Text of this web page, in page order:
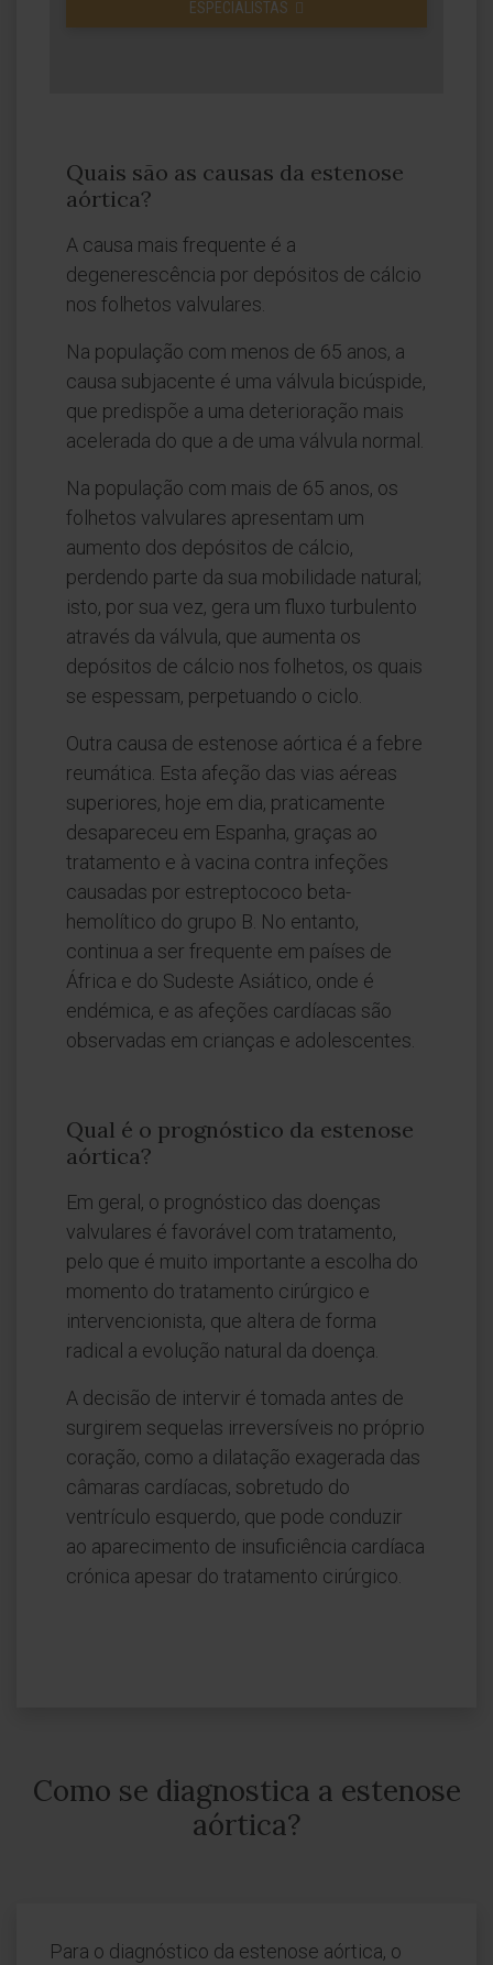
ESPECIALISTAS
Quais são as causas da estenose
aórtica?
A causa mais frequente é a
degenerescência por depósitos de cálcio
nos folhetos valvulares.
Na população com menos de 65 anos, a
causa subjacente é uma válvula bicúspide,
que predispõe a uma deterioração mais
acelerada do que a de uma válvula normal.
Na população com mais de 65 anos, os
folhetos valvulares apresentam um
aumento dos depósitos de cálcio,
perdendo parte da sua mobilidade natural;
isto, por sua vez, gera um fluxo turbulento
através da válvula, que aumenta os
depósitos de cálcio nos folhetos, os quais
se espessam, perpetuando o ciclo.
Outra causa de estenose aórtica é a febre
reumática. Esta afeção das vias aéreas
superiores, hoje em dia, praticamente
desapareceu em Espanha, graças ao
tratamento e à vacina contra infeções
causadas por estreptococo beta-
hemolítico do grupo B. No entanto,
continua a ser frequente em países de
África e do Sudeste Asiático, onde é
endémica, e as afeções cardíacas são
observadas em crianças e adolescentes.
Qual é o prognóstico da estenose
aórtica?
Em geral, o prognóstico das doenças
valvulares é favorável com tratamento,
pelo que é muito importante a escolha do
momento do tratamento cirúrgico e
intervencionista, que altera de forma
radical a evolução natural da doença.
A decisão de intervir é tomada antes de
surgirem sequelas irreversíveis no próprio
coração, como a dilatação exagerada das
câmaras cardíacas, sobretudo do
ventrículo esquerdo, que pode conduzir
ao aparecimento de insuficiência cardíaca
crónica apesar do tratamento cirúrgico.
Como se diagnostica a estenose
aórtica?
Para o diagnóstico da estenose aórtica, o